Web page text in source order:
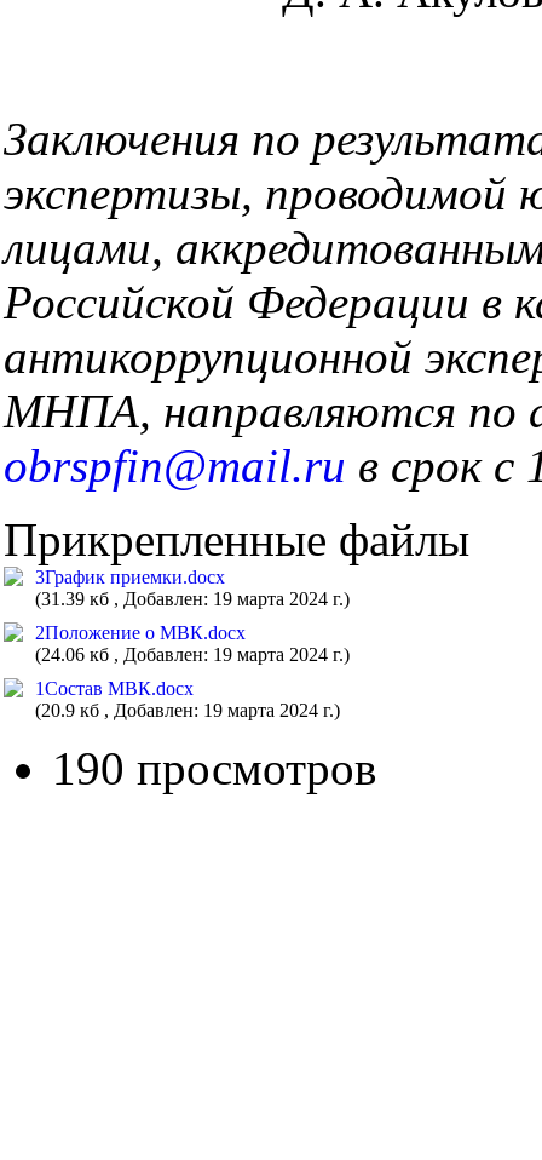
Заключения по
экспертизы, проводимой
лицами,
Российской Федерации в
антикоррупционной
МНПА, направляются по
obrspfin@mail.ru в срок с
Прикрепленные файлы
3График приемки.docx
(31.39 кб , Добавлен: 19 марта 2024 г.)
2Положение о МВК.docx
(24.06 кб , Добавлен: 19 марта 2024 г.)
1Состав МВК.docx
(20.9 кб , Добавлен: 19 марта 2024 г.)
190 просмотров